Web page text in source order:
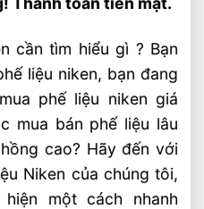
cần tìm hiểu gì ? Bạn
liệu niken, bạn đang
phế liệu niken giá
mua bán phế liệu lâu
cao? Hãy đến với
Niken của chúng tôi,
một cách nhanh